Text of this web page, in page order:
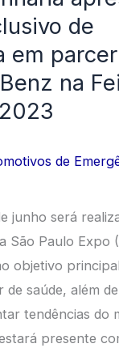
de
em
na
de
junho será
São Paulo Expo
objetivo
de saúde, além
tendências do
presente